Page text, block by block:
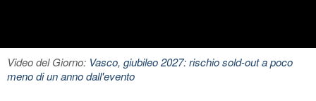
Video del Giorno: Vasco, giubileo 2027: rischio sold-out a poco
meno di un anno dall'evento